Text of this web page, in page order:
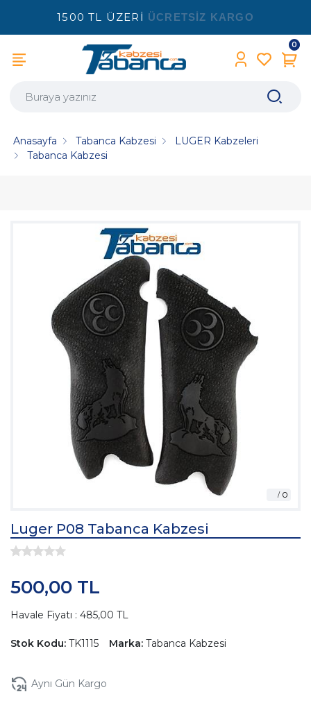
1500 TL ÜZERİ ÜCRETSİZ KARGO
0
Anasayfa Tabanca Kabzesi
LUGER Kabzeleri
Tabanca Kabzesi
Luger P08 Tabanca Kabzesi
500,00 TL
Havale Fiyatı : 485,00 TL
Stok Kodu: TK1115 Marka: Tabanca Kabzesi
Aynı Gün Kargo